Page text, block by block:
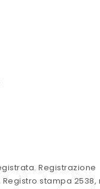
Registrazione
stampa 2538,